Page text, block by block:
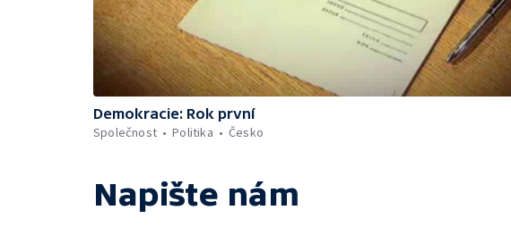
Demokracie: Rok první
Společnost
Politika Česko
Napište nám